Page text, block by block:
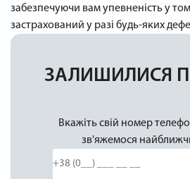
забезпечуючи вам упевненість у
застрахований у разі будь-яких
ЗАЛИШИЛИСЯ
Вкажіть свій номер
зв'яжемося